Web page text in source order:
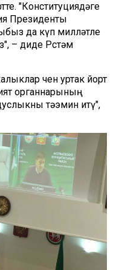
"Конституциядәге
Президенты
да күп милләтле
– диде Рөстәм
өчен уртак йорт
органнарының
тәэмин итү",